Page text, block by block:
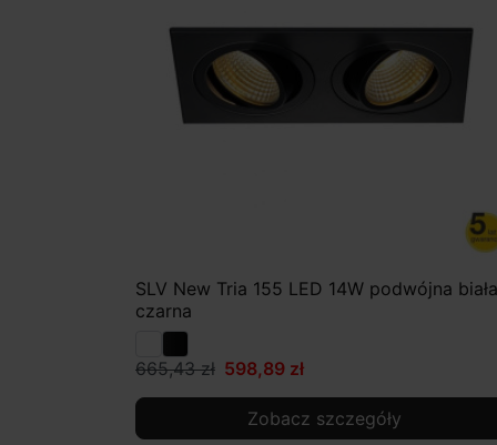
SLV New Tria 155 LED 14W podwójna
czarna
665,43 zł 598,89 zł
Zobacz szczegóły